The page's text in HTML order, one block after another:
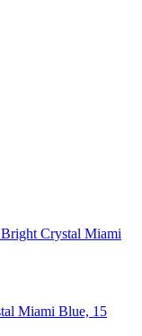
Miami Blue, 15